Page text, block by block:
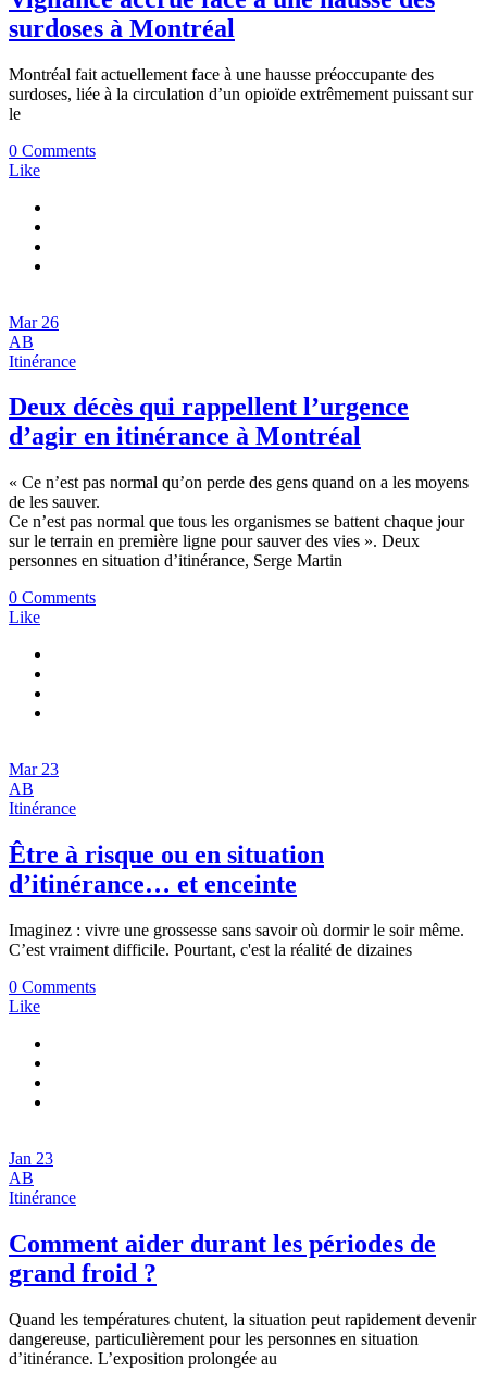
surdoses à Montréal
Montréal fait actuellement face à une hausse préoccupante des
surdoses, liée à la circulation d’un opioïde extrêmement puissant sur
le
0 Comments
Like
Mar 26
AB
Itinérance
Deux décès qui rappellent l’urgence
d’agir en itinérance à Montréal
« Ce n’est pas normal qu’on perde des gens quand on a les moyens
de les sauver.
Ce n’est pas normal que tous les organismes se battent chaque jour
sur le terrain en première ligne pour sauver des vies ». Deux
personnes en situation d’itinérance, Serge Martin
0 Comments
Like
Mar 23
AB
Itinérance
Être à risque ou en situation
d’itinérance… et enceinte
Imaginez : vivre une grossesse sans savoir où dormir le soir même.
C’est vraiment difficile. Pourtant, c'est la réalité de dizaines
0 Comments
Like
Jan 23
AB
Itinérance
Comment aider durant les périodes de
grand froid ?
Quand les températures chutent, la situation peut rapidement devenir
dangereuse, particulièrement pour les personnes en situation
d’itinérance. L’exposition prolongée au